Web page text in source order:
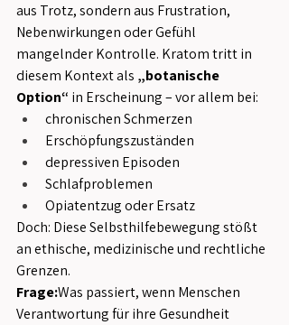
aus Trotz, sondern aus Frustration,
Nebenwirkungen oder Gefühl
mangelnder Kontrolle. Kratom tritt in
diesem Kontext als „botanische
Option“ in Erscheinung – vor allem bei:
chronischen Schmerzen
Erschöpfungszuständen
depressiven Episoden
Schlafproblemen
Opiatentzug oder Ersatz
Doch: Diese Selbsthilfebewegung stößt
an ethische, medizinische und rechtliche
Grenzen.
Frage:Was passiert, wenn Menschen
Verantwortung für ihre Gesundheit